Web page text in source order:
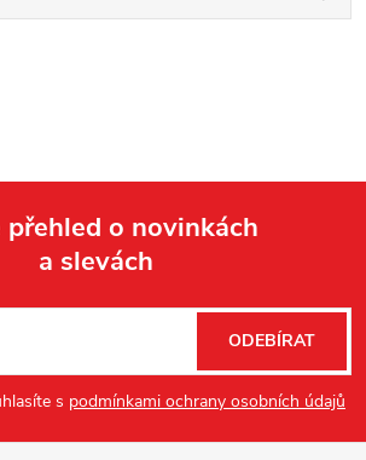
přehled o novinkách
a slevách
s podmínkami ochrany osobních údajů
ODEBÍRAT